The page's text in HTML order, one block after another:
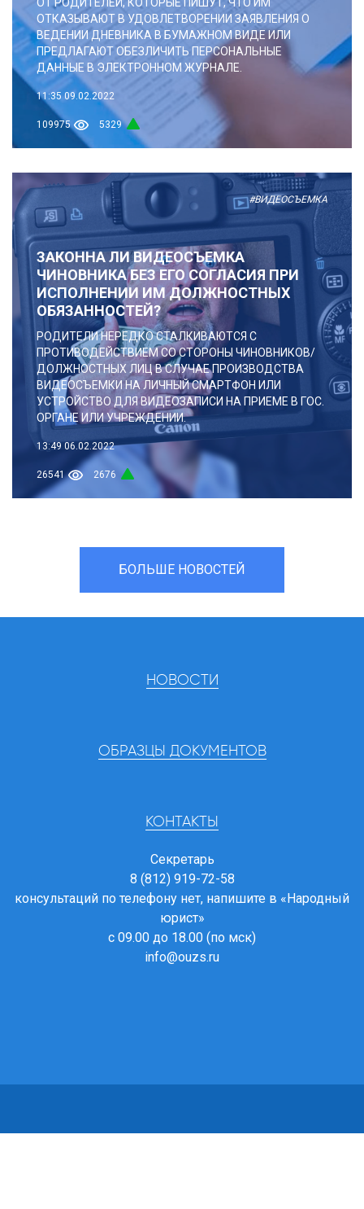
ОТ РОДИТЕЛЕЙ, КОТОРЫЕ ПИШУТ, ЧТО ИМ
ОТКАЗЫВАЮТ В УДОВЛЕТВОРЕНИИ ЗАЯВЛЕНИЯ О
ВЕДЕНИИ ДНЕВНИКА В БУМАЖНОМ ВИДЕ ИЛИ
ПРЕДЛАГАЮТ ОБЕЗЛИЧИТЬ ПЕРСОНАЛЬНЫЕ
ДАННЫЕ В ЭЛЕКТРОННОМ ЖУРНАЛЕ.
11:35 09.02.2022
109975 5329
#ВИДЕОСЪЕМКА
ЗАКОННА ЛИ ВИДЕОСЪЕМКА
ЧИНОВНИКА БЕЗ ЕГО СОГЛАСИЯ ПРИ
ИСПОЛНЕНИИ ИМ ДОЛЖНОСТНЫХ
ОБЯЗАННОСТЕЙ?
РОДИТЕЛИ НЕРЕДКО СТАЛКИВАЮТСЯ С
ПРОТИВОДЕЙСТВИЕМ СО СТОРОНЫ ЧИНОВНИКОВ/
ДОЛЖНОСТНЫХ ЛИЦ В СЛУЧАЕ ПРОИЗВОДСТВА
ВИДЕОСЪЕМКИ НА ЛИЧНЫЙ СМАРТФОН ИЛИ
УСТРОЙСТВО ДЛЯ ВИДЕОЗАПИСИ НА ПРИЕМЕ В ГОС.
ОРГАНЕ ИЛИ УЧРЕЖДЕНИИ.
13:49 06.02.2022
26541 2676
БОЛЬШЕ НОВОСТЕЙ
НОВОСТИ
ОБРАЗЦЫ ДОКУМЕНТОВ
КОНТАКТЫ
Секретарь
8 (812) 919-72-58
консультаций по телефону нет, напишите в «Народный
юрист»
с 09.00 до 18.00 (по мск)
info@ouzs.ru